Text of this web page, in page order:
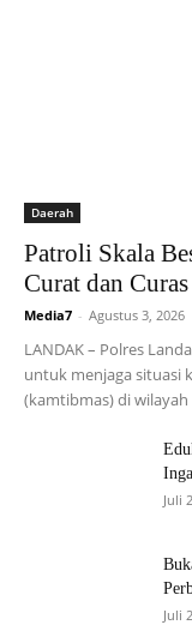
Daerah
Patroli Skala
Curat dan
Media7 - Agustus 3, 2026
LANDAK – Polres
untuk menjaga situasi
(kamtibmas) di
Juli
Juli